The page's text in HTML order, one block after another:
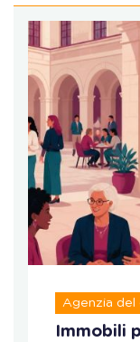
Agenzia del
Immobili